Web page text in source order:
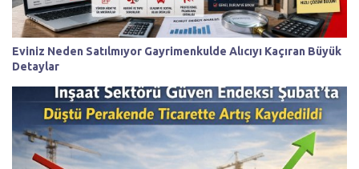
Eviniz Neden Satılmıyor Gayrimenkulde Alıcıyı Kaçıran Büyük
Detaylar